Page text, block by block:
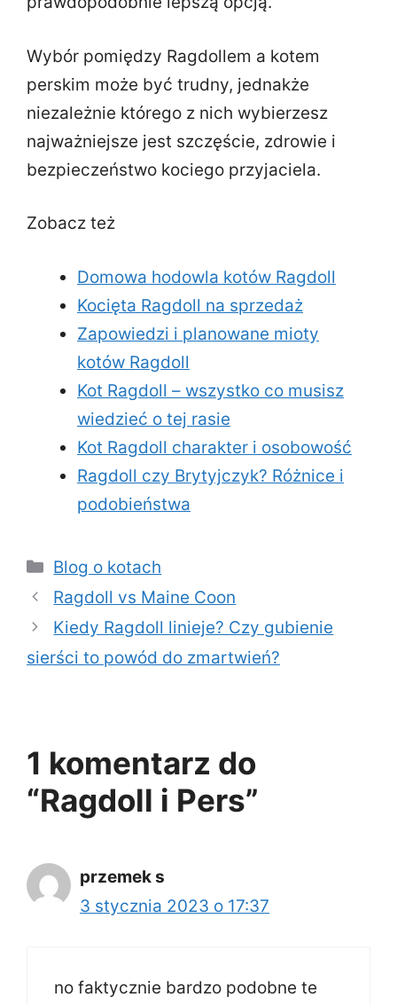
Wybór pomiędzy Ragdollem a kotem
perskim może być trudny, jednakże
niezależnie którego z nich wybierzesz
najważniejsze jest szczęście, zdrowie i
bezpieczeństwo kociego przyjaciela.
Zobacz też
Domowa hodowla kotów Ragdoll
Kocięta Ragdoll na sprzedaż
Zapowiedzi i planowane mioty
kotów Ragdoll
Kot Ragdoll – wszystko co musisz
wiedzieć o tej rasie
Kot Ragdoll charakter i osobowość
Ragdoll czy Brytyjczyk? Różnice i
podobieństwa
Kategorie
Blog o kotach
Ragdoll vs Maine Coon
Kiedy Ragdoll linieje? Czy gubienie
sierści to powód do zmartwień?
1 komentarz do
“Ragdoll i Pers”
przemek s
3 stycznia 2023 o 17:37
no faktycznie bardzo podobne te